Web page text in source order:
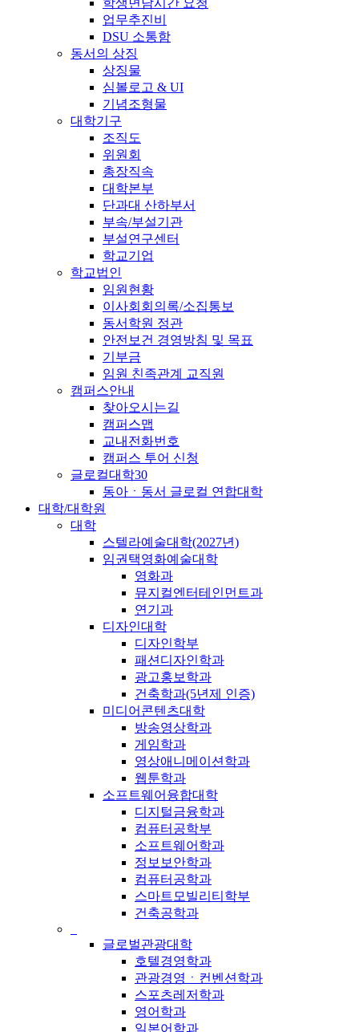
업무추진비
DSU 소통함
동서의 상징
상징물
심볼로고 & UI
기념조형물
대학기구
조직도
위원회
총장직속
대학본부
단과대 산하부서
부속/부설기관
부설연구센터
학교기업
학교법인
임원현황
이사회회의록/소집통보
동서학원 정관
안전보건 경영방침 및 목표
기부금
임원 친족관계 교직원
캠퍼스안내
찾아오시는길
캠퍼스맵
교내전화번호
캠퍼스 투어 신청
글로컬대학30
동아ㆍ동서 글로컬 연합대학
대학/대학원
대학
스텔라예술대학(2027년)
임권택영화예술대학
영화과
뮤지컬엔터테인먼트과
연기과
디자인대학
디자인학부
패션디자인학과
광고홍보학과
건축학과(5년제 인증)
미디어콘텐츠대학
방송영상학과
게임학과
영상애니메이션학과
웹툰학과
소프트웨어융합대학
디지털금융학과
컴퓨터공학부
소프트웨어학과
정보보안학과
컴퓨터공학과
스마트모빌리티학부
건축공학과
글로벌관광대학
호텔경영학과
관광경영ㆍ컨벤션학과
스포츠레저학과
영어학과
일본어학과